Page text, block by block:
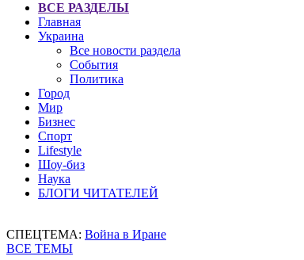
ВСЕ РАЗДЕЛЫ
Главная
Украина
Все новости раздела
События
Политика
Город
Мир
Бизнес
Спорт
Lifestyle
Шоу-биз
Наука
БЛОГИ ЧИТАТЕЛЕЙ
СПЕЦТЕМА: Война в Иране
ВСЕ ТЕМЫ